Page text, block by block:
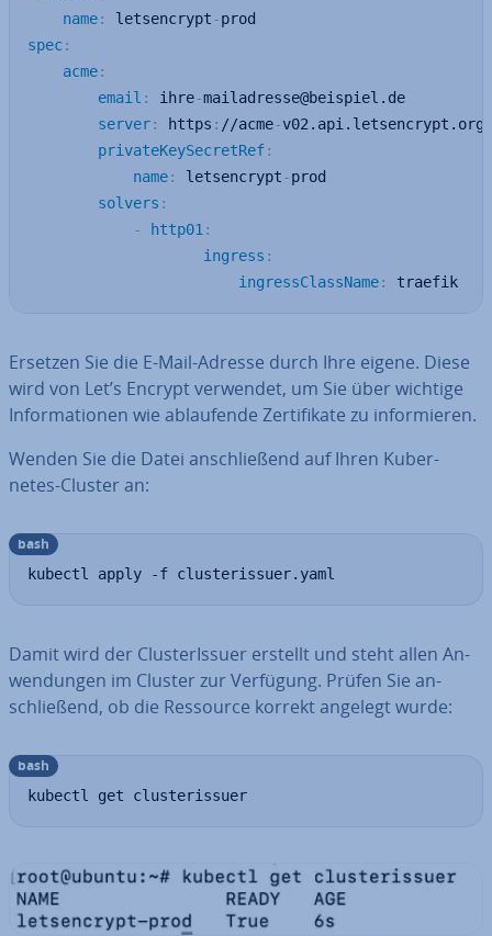
name: letsencrypt-
spec:
acme:
email : ihre-mailadresse@beispiel.de
server: https : //acme-
privateKeySecretRef:
name: letsencrypt-prod
solvers :
-
http01 :
ingress :
ingressClassName: traefik
Ersetzen Sie die E-Mail-Adresse durch Ihre eigene. Diese
wird von Let’s Encrypt verwendet, um Sie über wichtige
In­for­ma­tio­nen wie ab­lau­fen­de Zer­ti­fi­ka­te zu in­for­mie­ren.
Wenden Sie die Datei an­schlie­ßend auf Ihren Ku­ber­
netes-Cluster an:
kubectl apply -f clusterissuer.yaml
bash
Damit wird der Clus­te­rIs­suer erstellt und steht allen An­
wen­dun­gen im Cluster zur Verfügung. Prüfen Sie an­
schlie­ßend, ob die Ressource korrekt angelegt wurde:
kubectl get clusterissuer
bash